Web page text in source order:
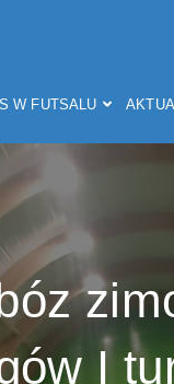
W FUTSALU
I